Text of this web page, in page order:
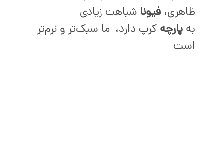
ظاهری، فیونا شباهت زیادی
به پارچه کرپ دارد، اما سبک‌تر و نرم‌تر
است